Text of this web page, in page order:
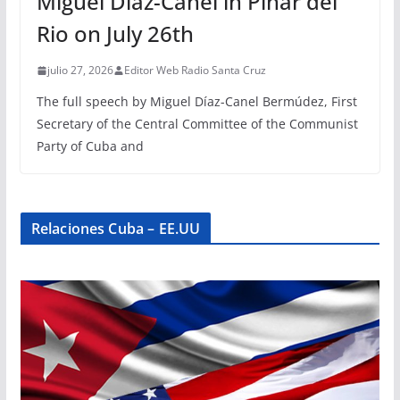
Rio on July 26th
julio 27, 2026 Editor Web Radio Santa Cruz
The full speech by Miguel Díaz-Canel Bermúdez, First
Secretary of the Central Committee of the Communist
Party of Cuba and
Relaciones Cuba – EE.UU